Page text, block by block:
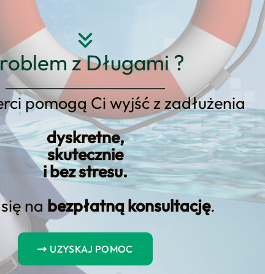
z Długami ?
pomogą Ci wyjść z zadłużenia
dyskretne,
skutecznie
i bez stresu.
na bezpłatną konsultację.
UZYSKAJ POMOC
O nas Kontakt
nowozelandzkiego